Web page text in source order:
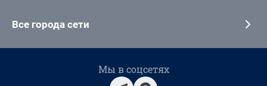
Все города сети
Мы в соцсетях